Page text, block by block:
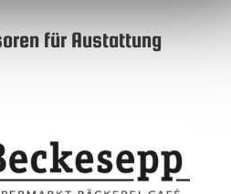
für Austattung